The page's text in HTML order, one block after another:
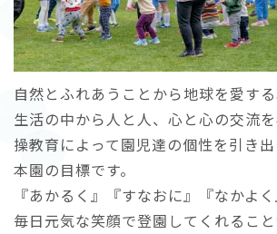
自然とふれあうことから地球を愛す
生活の中から人と人、心と心の交流
操教育によって園児達の個性を引き
本園の目標です。
『あかるく』『すなおに』『なかよく
毎日元気な笑顔で登園してくれるこ